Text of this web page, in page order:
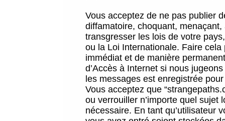
Vous acceptez de ne pas publier
diffamatoire, choquant,
transgresser les lois de votre
ou la Loi Internationale. Faire
immédiat et de manière
d’Accès à Internet si nous
les messages est enregistrée
Vous acceptez que
ou verrouiller n’importe quel sujet
nécessaire. En tant qu’utilisateur